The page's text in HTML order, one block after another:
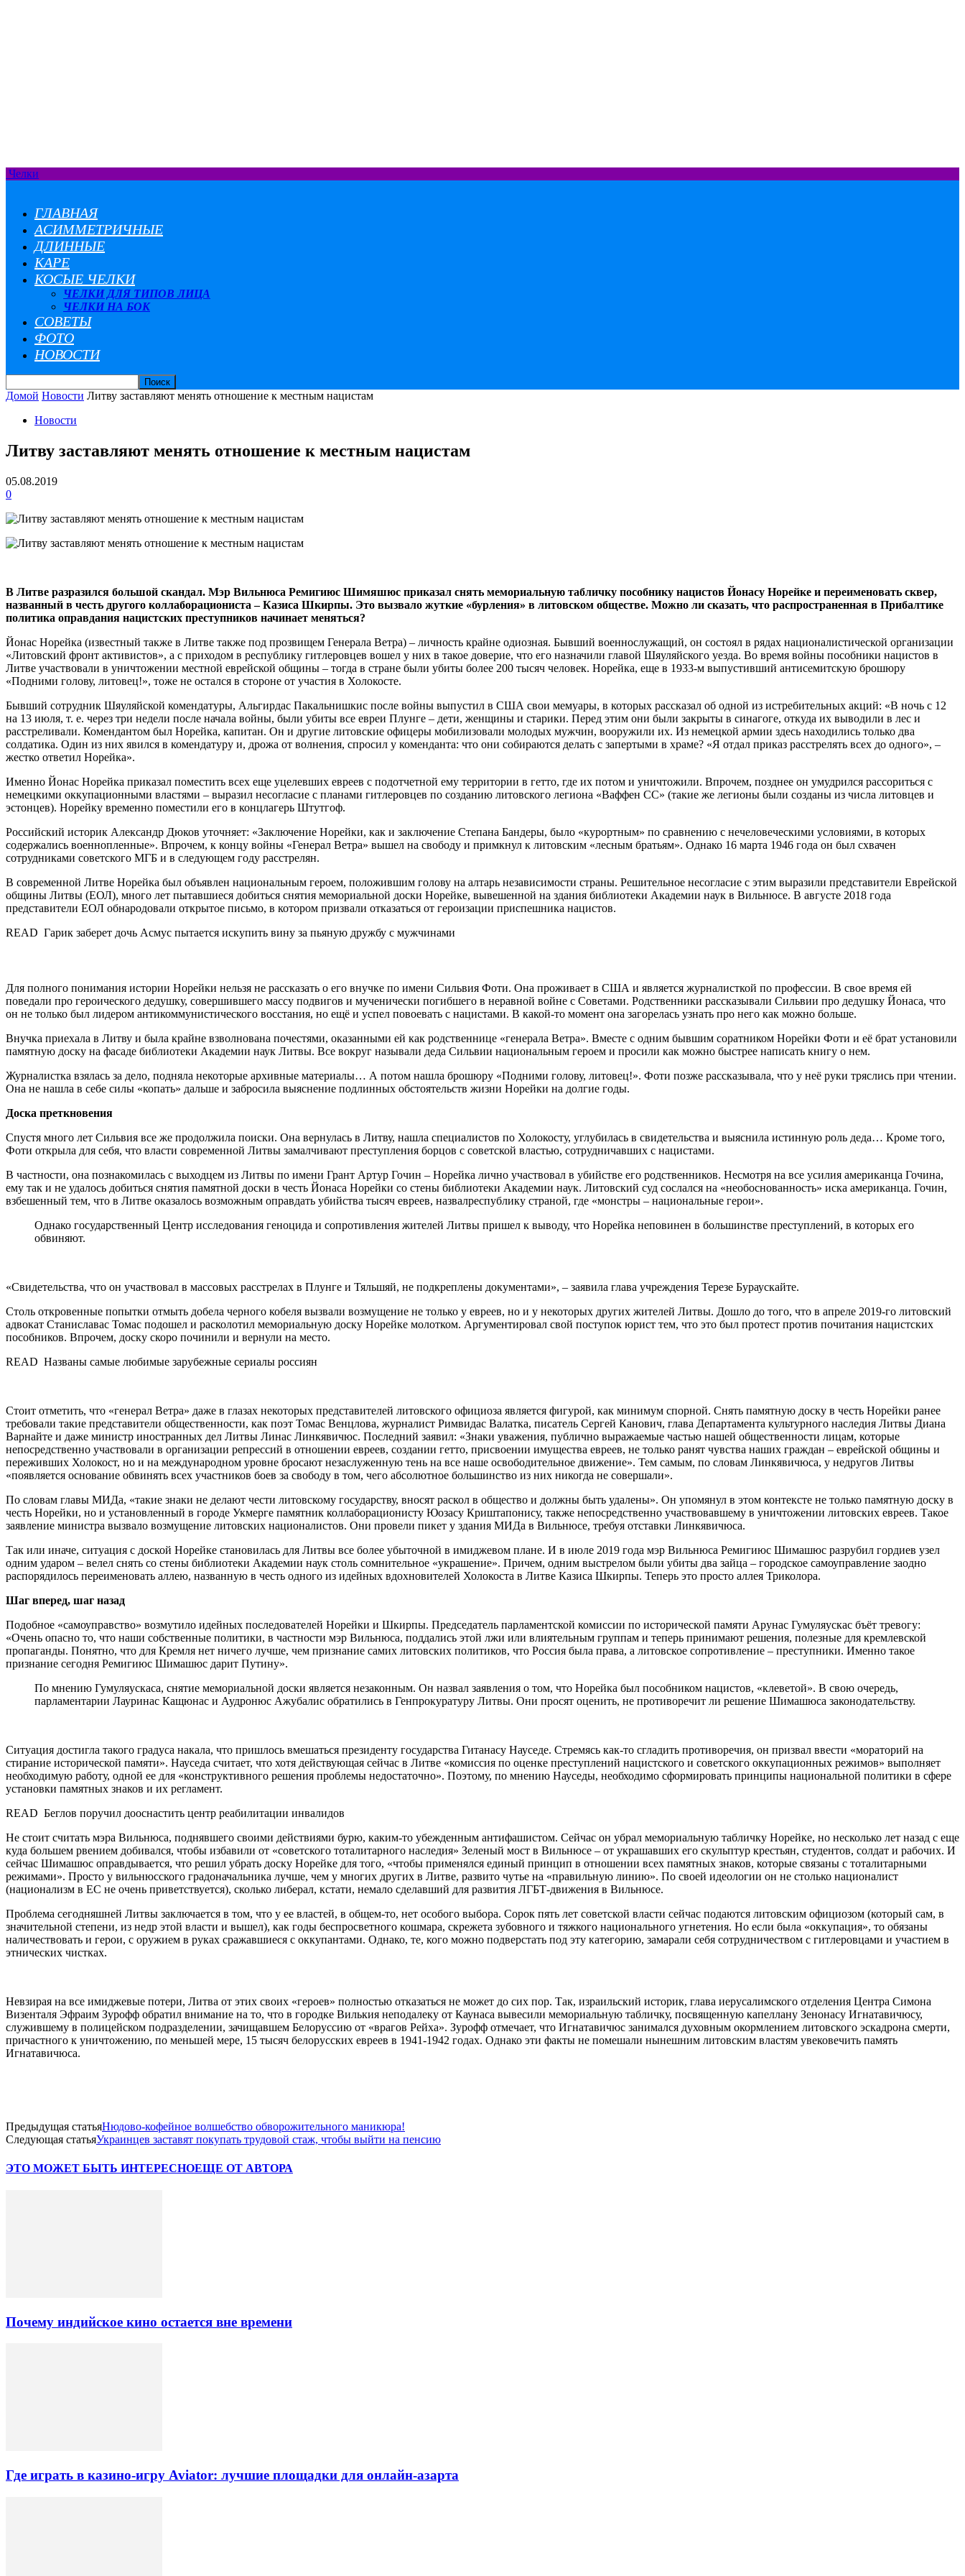
Челки
ГЛАВНАЯ
АСИММЕТРИЧНЫЕ
ДЛИННЫЕ
КАРЕ
КОСЫЕ ЧЕЛКИ
ЧЕЛКИ ДЛЯ ТИПОВ ЛИЦА
ЧЕЛКИ НА БОК
СОВЕТЫ
ФОТО
НОВОСТИ
Домой Новости Литву заставляют менять отношение к местным нацистам
Новости
Литву заставляют менять отношение к местным нацистам
05.08.2019
0
В Литве разразился большой скандал. Мэр Вильнюса Ремигиюс Шимяшюс приказал снять мемориальную табличку пособнику нацистов Йонасу Норейке и переименовать сквер,
названный в честь другого коллаборациониста – Казиса Шкирпы. Это вызвало жуткие «бурления» в литовском обществе. Можно ли сказать, что распространенная в Прибалтике
политика оправдания нацистских преступников начинает меняться?
Йонас Норейка (известный также в Литве также под прозвищем Генерала Ветра) – личность крайне одиозная. Бывший военнослужащий, он состоял в рядах националистической организации
«Литовский фронт активистов», а с приходом в республику гитлеровцев вошел у них в такое доверие, что его назначили главой Шяуляйского уезда. Во время войны пособники нацистов в
Литве участвовали в уничтожении местной еврейской общины – тогда в стране были убиты более 200 тысяч человек. Норейка, еще в 1933-м выпустивший антисемитскую брошюру
«Подними голову, литовец!», тоже не остался в стороне от участия в Холокосте.
Бывший сотрудник Шяуляйской комендатуры, Альгирдас Пакальнишкис после войны выпустил в США свои мемуары, в которых рассказал об одной из истребительных акций: «В ночь с 12
на 13 июля, т. е. через три недели после начала войны, были убиты все евреи Плунге – дети, женщины и старики. Перед этим они были закрыты в синагоге, откуда их выводили в лес и
расстреливали. Комендантом был Норейка, капитан. Он и другие литовские офицеры мобилизовали молодых мужчин, вооружили их. Из немецкой армии здесь находились только два
солдатика. Один из них явился в комендатуру и, дрожа от волнения, спросил у коменданта: что они собираются делать с запертыми в храме? «Я отдал приказ расстрелять всех до одного», –
жестко ответил Норейка».
Именно Йонас Норейка приказал поместить всех еще уцелевших евреев с подотчетной ему территории в гетто, где их потом и уничтожили. Впрочем, позднее он умудрился рассориться с
немецкими оккупационными властями – выразил несогласие с планами гитлеровцев по созданию литовского легиона «Ваффен СС» (такие же легионы были созданы из числа литовцев и
эстонцев). Норейку временно поместили его в концлагерь Штутгоф.
Российский историк Александр Дюков уточняет: «Заключение Норейки, как и заключение Степана Бандеры, было «курортным» по сравнению с нечеловеческими условиями, в которых
содержались военнопленные». Впрочем, к концу войны «Генерал Ветра» вышел на свободу и примкнул к литовским «лесным братьям». Однако 16 марта 1946 года он был схвачен
сотрудниками советского МГБ и в следующем году расстрелян.
В современной Литве Норейка был объявлен национальным героем, положившим голову на алтарь независимости страны. Решительное несогласие с этим выразили представители Еврейской
общины Литвы (ЕОЛ), много лет пытавшиеся добиться снятия мемориальной доски Норейке, вывешенной на здания библиотеки Академии наук в Вильнюсе. В августе 2018 года
представители ЕОЛ обнародовали открытое письмо, в котором призвали отказаться от героизации приспешника нацистов.
READ Гарик заберет дочь Асмус пытается искупить вину за пьяную дружбу с мужчинами
Для полного понимания истории Норейки нельзя не рассказать о его внучке по имени Сильвия Фоти. Она проживает в США и является журналисткой по профессии. В свое время ей
поведали про героического дедушку, совершившего массу подвигов и мученически погибшего в неравной войне с Советами. Родственники рассказывали Сильвии про дедушку Йонаса, что
он не только был лидером антикоммунистического восстания, но ещё и успел повоевать с нацистами. В какой-то момент она загорелась узнать про него как можно больше.
Внучка приехала в Литву и была крайне взволнована почестями, оказанными ей как родственнице «генерала Ветра». Вместе с одним бывшим соратником Норейки Фоти и её брат установили
памятную доску на фасаде библиотеки Академии наук Литвы. Все вокруг называли деда Сильвии национальным героем и просили как можно быстрее написать книгу о нем.
Журналистка взялась за дело, подняла некоторые архивные материалы… А потом нашла брошюру «Подними голову, литовец!». Фоти позже рассказывала, что у неё руки тряслись при чтении.
Она не нашла в себе силы «копать» дальше и забросила выяснение подлинных обстоятельств жизни Норейки на долгие годы.
Доска преткновения
Спустя много лет Сильвия все же продолжила поиски. Она вернулась в Литву, нашла специалистов по Холокосту, углубилась в свидетельства и выяснила истинную роль деда… Кроме того,
Фоти открыла для себя, что власти современной Литвы замалчивают преступления борцов с советской властью, сотрудничавших с нацистами.
В частности, она познакомилась с выходцем из Литвы по имени Грант Артур Гочин – Норейка лично участвовал в убийстве его родственников. Несмотря на все усилия американца Гочина,
ему так и не удалось добиться снятия памятной доски в честь Йонаса Норейки со стены библиотеки Академии наук. Литовский суд сослался на «необоснованность» иска американца. Гочин,
взбешенный тем, что в Литве оказалось возможным оправдать убийства тысяч евреев, назвалреспублику страной, где «монстры – национальные герои».
Однако государственный Центр исследования геноцида и сопротивления жителей Литвы пришел к выводу, что Норейка неповинен в большинстве преступлений, в которых его
обвиняют.
«Свидетельства, что он участвовал в массовых расстрелах в Плунге и Тяльшяй, не подкреплены документами», – заявила глава учреждения Терезе Бураускайте.
Столь откровенные попытки отмыть добела черного кобеля вызвали возмущение не только у евреев, но и у некоторых других жителей Литвы. Дошло до того, что в апреле 2019-го литовский
адвокат Станиславас Томас подошел и расколотил мемориальную доску Норейке молотком. Аргументировал свой поступок юрист тем, что это был протест против почитания нацистских
пособников. Впрочем, доску скоро починили и вернули на место.
READ Названы самые любимые зарубежные сериалы россиян
Стоит отметить, что «генерал Ветра» даже в глазах некоторых представителей литовского официоза является фигурой, как минимум спорной. Снять памятную доску в честь Норейки ранее
требовали такие представители общественности, как поэт Томас Венцлова, журналист Римвидас Валатка, писатель Сергей Канович, глава Департамента культурного наследия Литвы Диана
Варнайте и даже министр иностранных дел Литвы Линас Линкявичюс. Последний заявил: «Знаки уважения, публично выражаемые частью нашей общественности лицам, которые
непосредственно участвовали в организации репрессий в отношении евреев, создании гетто, присвоении имущества евреев, не только ранят чувства наших граждан – еврейской общины и
переживших Холокост, но и на международном уровне бросают незаслуженную тень на все наше освободительное движение». Тем самым, по словам Линкявичюса, у недругов Литвы
«появляется основание обвинять всех участников боев за свободу в том, чего абсолютное большинство из них никогда не совершали».
По словам главы МИДа, «такие знаки не делают чести литовскому государству, вносят раскол в общество и должны быть удалены». Он упомянул в этом контексте не только памятную доску в
честь Норейки, но и установленный в городе Укмерге памятник коллаборационисту Юозасу Криштапонису, также непосредственно участвовавшему в уничтожении литовских евреев. Такое
заявление министра вызвало возмущение литовских националистов. Они провели пикет у здания МИДа в Вильнюсе, требуя отставки Линкявичюса.
Так или иначе, ситуация с доской Норейке становилась для Литвы все более убыточной в имиджевом плане. И в июле 2019 года мэр Вильнюса Ремигиюс Шимашюс разрубил гордиев узел
одним ударом – велел снять со стены библиотеки Академии наук столь сомнительное «украшение». Причем, одним выстрелом были убиты два зайца – городское самоуправление заодно
распорядилось переименовать аллею, названную в честь одного из идейных вдохновителей Холокоста в Литве Казиса Шкирпы. Теперь это просто аллея Триколора.
Шаг вперед, шаг назад
Подобное «самоуправство» возмутило идейных последователей Норейки и Шкирпы. Председатель парламентской комиссии по исторической памяти Арунас Гумуляускас бъёт тревогу:
«Очень опасно то, что наши собственные политики, в частности мэр Вильнюса, поддались этой лжи или влиятельным группам и теперь принимают решения, полезные для кремлевской
пропаганды. Понятно, что для Кремля нет ничего лучше, чем признание самих литовских политиков, что Россия была права, а литовское сопротивление – преступники. Именно такое
признание сегодня Ремигиюс Шимашюс дарит Путину».
По мнению Гумуляускаса, снятие мемориальной доски является незаконным. Он назвал заявления о том, что Норейка был пособником нацистов, «клеветой». В свою очередь,
парламентарии Лауринас Кащюнас и Аудронюс Ажубалис обратились в Генпрокуратуру Литвы. Они просят оценить, не противоречит ли решение Шимашюса законодательству.
Ситуация достигла такого градуса накала, что пришлось вмешаться президенту государства Гитанасу Науседе. Стремясь как-то сгладить противоречия, он призвал ввести «мораторий на
стирание исторической памяти». Науседа считает, что хотя действующая сейчас в Литве «комиссия по оценке преступлений нацистского и советского оккупационных режимов» выполняет
необходимую работу, одной ее для «конструктивного решения проблемы недостаточно». Поэтому, по мнению Науседы, необходимо сформировать принципы национальной политики в сфере
установки памятных знаков и их регламент.
READ Беглов поручил дооснастить центр реабилитации инвалидов
Не стоит считать мэра Вильнюса, поднявшего своими действиями бурю, каким-то убежденным антифашистом. Сейчас он убрал мемориальную табличку Норейке, но несколько лет назад с еще
куда большем рвением добивался, чтобы избавили от «советского тоталитарного наследия» Зеленый мост в Вильнюсе – от украшавших его скульптур крестьян, студентов, солдат и рабочих. И
сейчас Шимашюс оправдывается, что решил убрать доску Норейке для того, «чтобы применялся единый принцип в отношении всех памятных знаков, которые связаны с тоталитарными
режимами». Просто у вильнюсского градоначальника лучше, чем у многих других в Литве, развито чутье на «правильную линию». По своей идеологии он не столько националист
(национализм в ЕС не очень приветствуется), сколько либерал, кстати, немало сделавший для развития ЛГБТ-движения в Вильнюсе.
Проблема сегодняшней Литвы заключается в том, что у ее властей, в общем-то, нет особого выбора. Сорок пять лет советской власти сейчас подаются литовским официозом (который сам, в
значительной степени, из недр этой власти и вышел), как годы беспросветного кошмара, скрежета зубовного и тяжкого национального угнетения. Но если была «оккупация», то обязаны
наличествовать и герои, с оружием в руках сражавшиеся с оккупантами. Однако, те, кого можно подверстать под эту категорию, замарали себя сотрудничеством с гитлеровцами и участием в
этнических чистках.
Невзирая на все имиджевые потери, Литва от этих своих «героев» полностью отказаться не может до сих пор. Так, израильский историк, глава иерусалимского отделения Центра Симона
Визенталя Эфраим Зурофф обратил внимание на то, что в городке Вилькия неподалеку от Каунаса вывесили мемориальную табличку, посвященную капеллану Зенонасу Игнатавичюсу,
служившему в полицейском подразделении, зачищавшем Белоруссию от «врагов Рейха». Зурофф отмечает, что Игнатавичюс занимался духовным окормлением литовского эскадрона смерти,
причастного к уничтожению, по меньшей мере, 15 тысяч белорусских евреев в 1941-1942 годах. Однако эти факты не помешали нынешним литовским властям увековечить память
Игнатавичюса.
Предыдущая статьяНюдово-кофейное волшебство обворожительного маникюра!
Следующая статьяУкраинцев заставят покупать трудовой стаж, чтобы выйти на пенсию
ЭТО МОЖЕТ БЫТЬ ИНТЕРЕСНОЕЩЕ ОТ АВТОРА
Почему индийское кино остается вне времени
Где играть в казино-игру Aviator: лучшие площадки для онлайн-азарта